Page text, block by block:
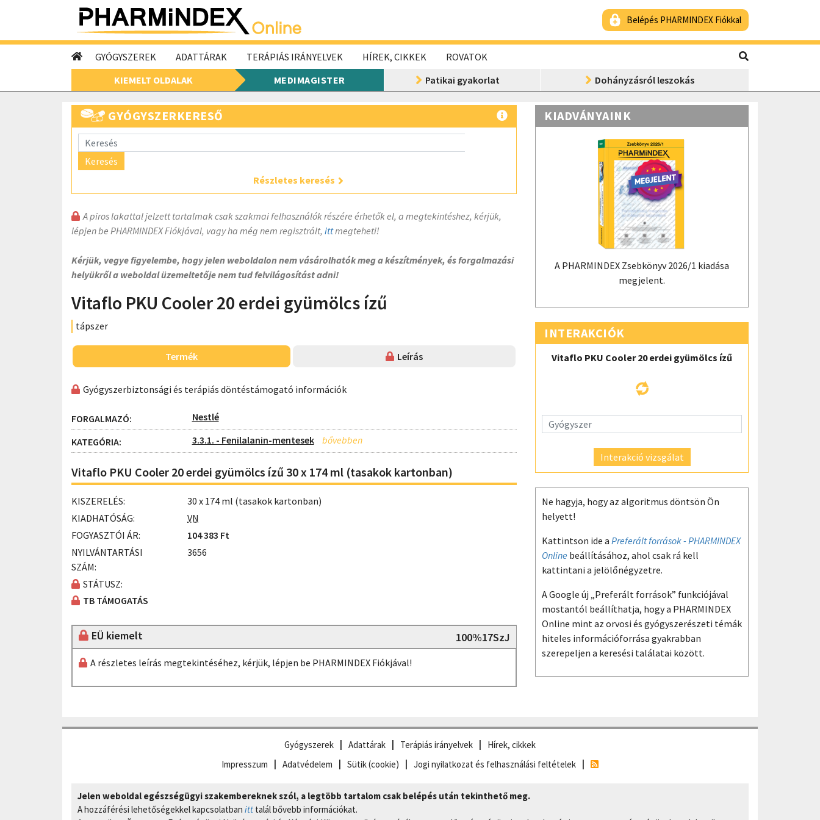
Belépés PHARMINDEX Fiókkal
GYÓGYSZEREK ADATTÁRAK TERÁPIÁS IRÁNYELVEK HÍREK, CIKKEK
ROVATOK
KIEMELT OLDALAK
MEDIMAGISTER Patikai gyakorlat Dohányzásról leszokás
GYÓGYSZERKERESŐ
Keresés
Részletes keresés
A piros lakattal jelzett tartalmak csak szakmai felhasználók részére érhetők el, a megtekintéshez, kérjük,
lépjen be PHARMINDEX Fiókjával, vagy ha még nem regisztrált, ittmegteheti!
Kérjük, vegye figyelembe, hogy jelen weboldalon nem vásárolhatók meg a készítmények, és forgalmazási
helyükről a weboldal üzemeltetője nem tud felvilágosítást adni!
Vitaflo PKU Cooler 20 erdei gyümölcs ízű
tápszer
Termék Leírás
Gyógyszerbiztonsági és terápiás döntéstámogató információk
FORGALMAZÓ: Nestlé
KATEGÓRIA: 3.3.1. - Fenilalanin-mentesek
Vitaflo PKU Cooler 20 erdei gyümölcs ízű 30 x 174 ml (tasakok kartonban)
KISZERELÉS:
30 x 174 ml (tasakok kartonban)
KIADHATÓSÁG:
VN
FOGYASZTÓI ÁR:
104 383 Ft
NYILVÁNTARTÁSI
SZÁM:
3656
STÁTUSZ:
TB TÁMOGATÁS
EÜ kiemelt 100%17SzJ
A részletes leírás megtekintéséhez, kérjük, lépjen be PHARMINDEX Fiókjával!
KIADVÁNYAINK
A PHARMINDEX Zsebkönyv 2026/1 kiadása
megjelent.
INTERAKCIÓK
Vitaflo PKU Cooler 20 erdei gyümölcs ízű
Interakció vizsgálat
Ne hagyja, hogy az algoritmus döntsön Ön
helyett!
Kattintson ide a Preferált források - PHARMINDEX
Online beállításához, ahol csak rá kell
kattintani a jelölőnégyzetre.
A Google új „Preferált források” funkciójával
mostantól beállíthatja, hogy a PHARMINDEX
Online mint az orvosi és gyógyszerészeti témák
hiteles információforrása gyakrabban
szerepeljen a keresési találatai között.
Gyógyszerek Adattárak Terápiás irányelvek
Hírek, cikkek
Impresszum
Adatvédelem Sütik (cookie) Jogi nyilatkozat és felhasználási feltételek
Jelen weboldal egészségügyi szakembereknek szól, a legtöbb tartalom csak belépés után tekinthető meg.
A hozzáférési lehetőségekkel kapcsolatban itt talál bővebb információkat.